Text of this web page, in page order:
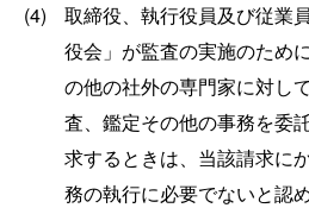
(4)
取締役、執行役員及び従業
役会」が監査の実施のため
の他の社外の専門家に対し
査、鑑定その他の事務を委
求するときは、当該請求に
務の執行に必要でないと認